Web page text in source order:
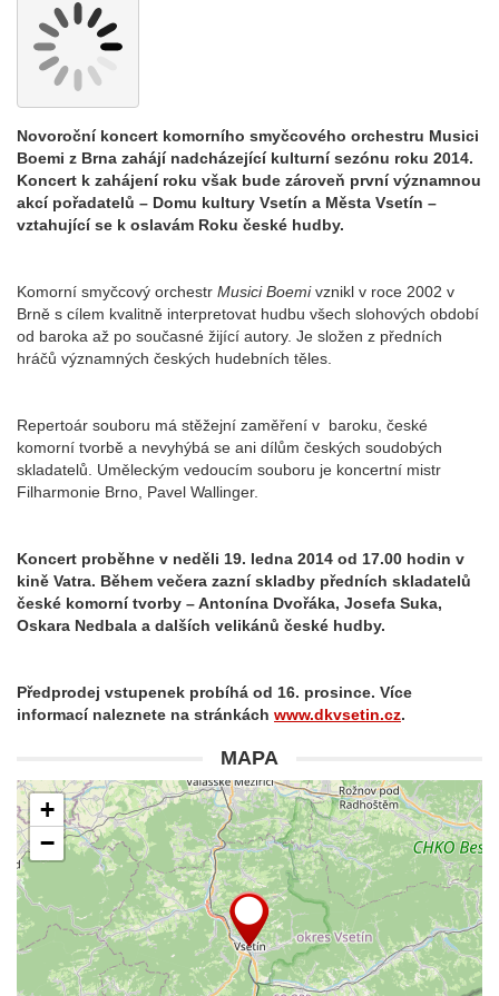
Novoroční koncert komorního smyčcového orchestru Musici
Boemi z Brna zahájí nadcházející kulturní sezónu roku 2014.
Koncert k zahájení roku však bude zároveň první významnou
akcí pořadatelů – Domu kultury Vsetín a Města Vsetín –
vztahující se k oslavám Roku české hudby.
Komorní smyčcový orchestr Musici Boemivznikl v roce 2002 v
Brně s cílem kvalitně interpretovat hudbu všech slohových období
od baroka až po současné žijící autory. Je složen z předních
hráčů významných českých hudebních těles.
Repertoár souboru má stěžejní zaměření v baroku, české
komorní tvorbě a nevyhýbá se ani dílům českých soudobých
skladatelů. Uměleckým vedoucím souboru je koncertní mistr
Filharmonie Brno, Pavel Wallinger.
Koncert proběhne v neděli 19. ledna 2014 od 17.00 hodin v
kině Vatra. Během večera zazní skladby předních skladatelů
české komorní tvorby – Antonína Dvořáka, Josefa Suka,
Oskara Nedbala a dalších velikánů české hudby.
Předprodej vstupenek probíhá od 16. prosince. Více
informací naleznete na stránkách www.dkvsetin.cz.
MAPA
+
−